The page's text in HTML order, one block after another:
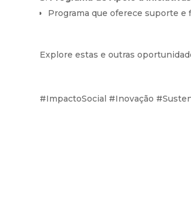
Programa que oferece suporte
Explore estas e outras
#ImpactoSocial #Inovação